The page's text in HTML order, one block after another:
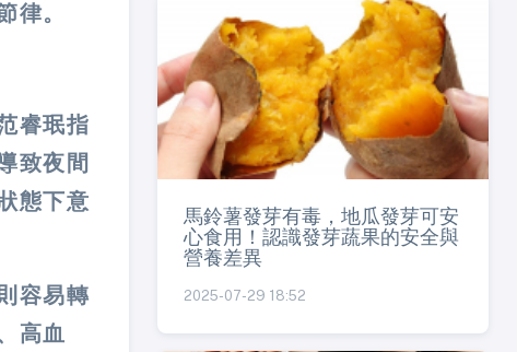
律。
睿珉指
致夜間
態下意
容易轉
高血
馬鈴薯發芽有毒，地瓜發芽可安
心食用！認識發芽蔬果的安全與
營養差異
2025-07-29 18:52